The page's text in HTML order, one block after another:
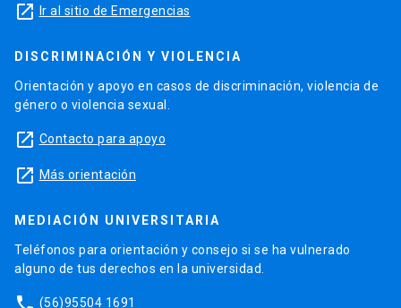
launch Ir al sitio de Emergencias
DISCRIMINACIÓN Y VIOLENCIA
Orientación y apoyo en casos de discriminación, violencia de
género o violencia sexual.
launch Contacto para apoyo
launch Más orientación
MEDIACIÓN UNIVERSITARIA
Teléfonos para orientación y consejo si se ha vulnerado
alguno de tus derechos en la universidad.
(56)95504 1691